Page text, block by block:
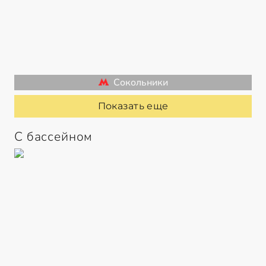
Сокольники
Показать еще
С бассейном